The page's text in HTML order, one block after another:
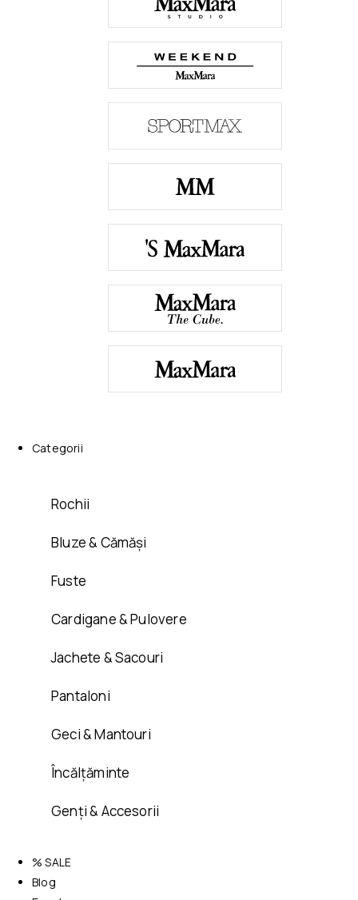
Categorii
Rochii
Bluze & Cămăși
Fuste
Cardigane & Pulovere
Jachete & Sacouri
Pantaloni
Geci & Mantouri
Încălțăminte
Genți & Accesorii
% SALE
Blog